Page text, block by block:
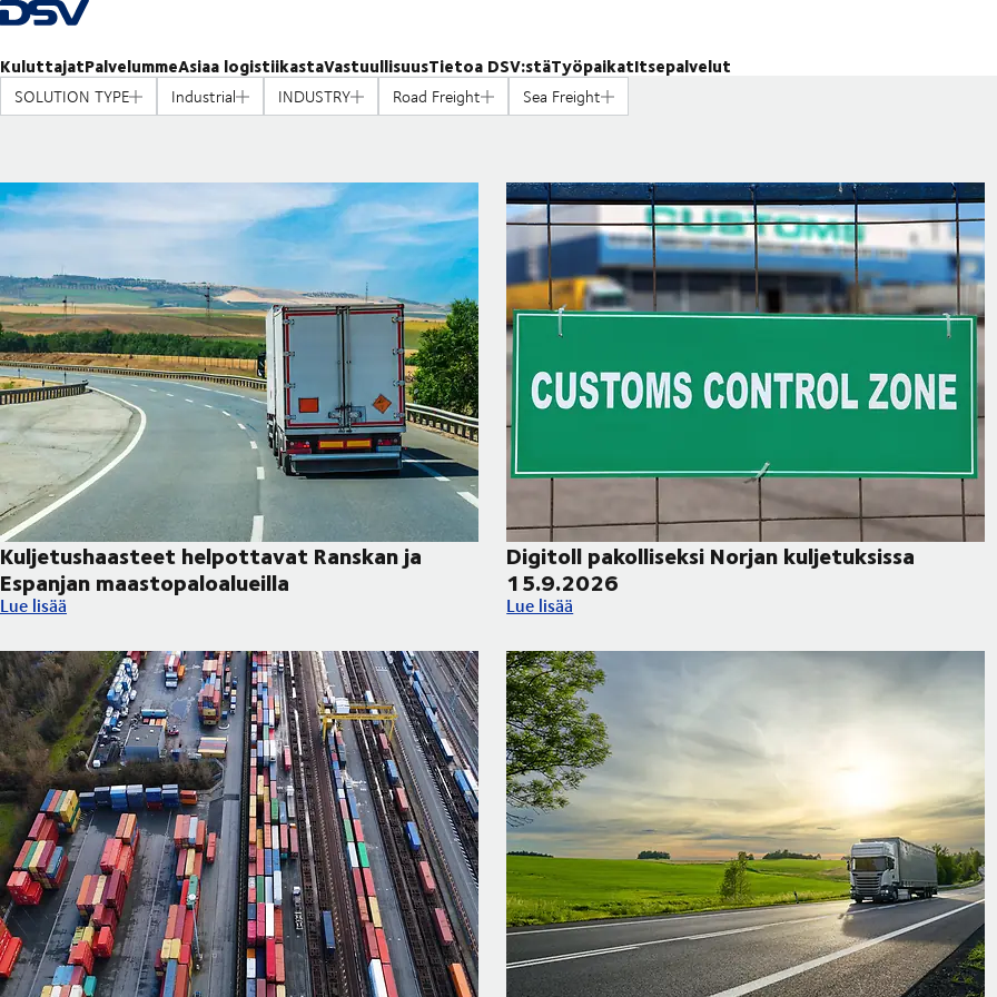
Takaisin kotisivulle
KuluttajatPalvelummeAsiaa logistiikastaVastuullisuusTietoa DSV:stäTyöpaikatItsepalvelut
SOLUTION TYPE Industrial INDUSTRY Road Freight Sea Freight
Kuljetushaasteet helpottavat Ranskan ja
Espanjan maastopaloalueilla
Kuljetushaasteet helpottavat Ranskan ja Espanjan maastopaloalueilla
Lue lisää
Digitoll pakolliseksi Norjan kuljetuksissa
15.9.2026
Digitoll pakolliseksi Norjan kuljetuksissa 15.9.2026
Lue lisää